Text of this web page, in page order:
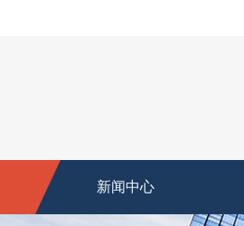
新闻中心